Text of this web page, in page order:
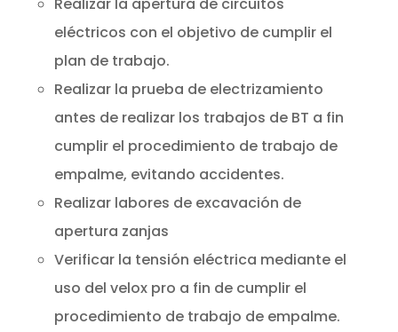
eléctricos con el objetivo de cumplir el
plan de trabajo.
Realizar la prueba de electrizamiento
antes de realizar los trabajos de BT a fin
cumplir el procedimiento de trabajo de
empalme, evitando accidentes.
Realizar labores de excavación de
apertura zanjas
Verificar la tensión eléctrica mediante el
uso del velox pro a fin de cumplir el
procedimiento de trabajo de empalme.